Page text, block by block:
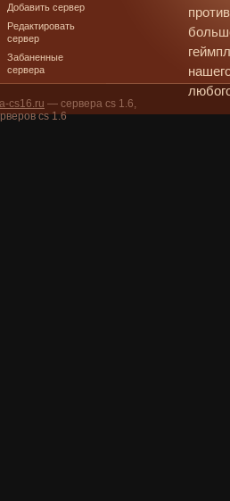
Добавить сервер
Редактировать
сервер
Забаненные
сервера
cs16.ru — сервера cs 1.6,
cs 1.6